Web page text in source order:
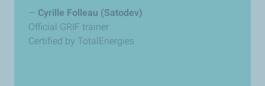
— Cyrille Folleau (Satodev)
Official GRIF trainer
Certified by TotalEnergies